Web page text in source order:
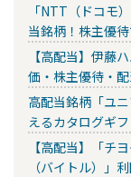
「NTT（ドコモ
当銘柄！株主優
【高配当】伊藤
価・株主優待・
高配当銘柄「ユ
えるカタログギ
【高配当】「チ
（バイトル）」